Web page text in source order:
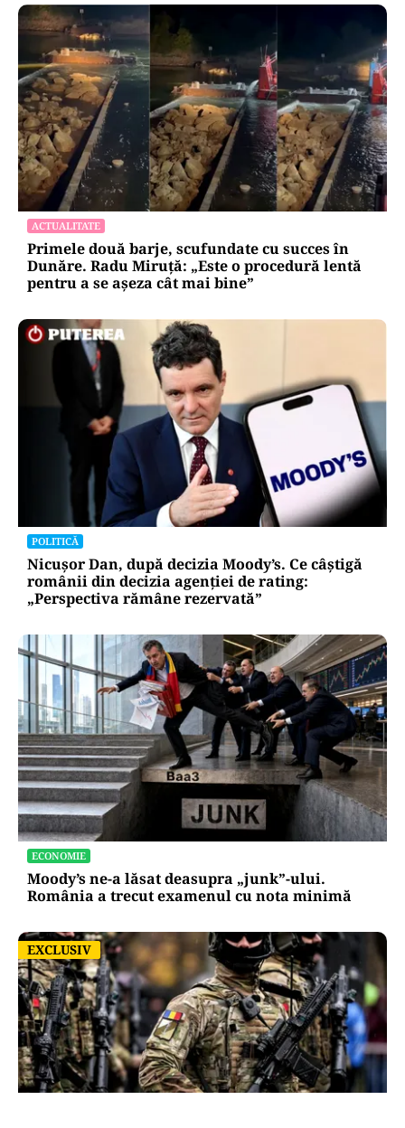
ACTUALITATE
Primele două barje, scufundate cu succes în
Dunăre. Radu Miruță: „Este o procedură lentă
pentru a se așeza cât mai bine”
POLITICĂ
Nicușor Dan, după decizia Moody’s. Ce câștigă
românii din decizia agenției de rating:
„Perspectiva rămâne rezervată”
ECONOMIE
Moody’s ne-a lăsat deasupra „junk”-ului.
România a trecut examenul cu nota minimă
EXCLUSIV
EXCLUSIV